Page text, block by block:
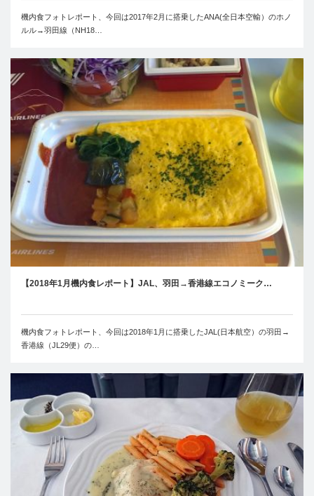
機内食フォトレポート、今回は2017年2月に搭乗したANA(全日本空輸）のホノ
ルル→羽田線（NH18…
【2018年1月機内食レポート】JAL、羽田→香港線エコノミーク…
機内食フォトレポート、今回は2018年1月に搭乗したJAL(日本航空）の羽田→
香港線（JL29便）の…